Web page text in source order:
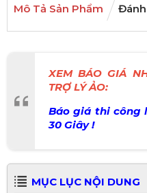
Mô Tả Sản Phẩm Đánh
XEM BÁO GIÁ
TRỢ LÝ ẢO:
Báo giá thi công
30 Giây !
MỤC LỤC NỘI DUNG